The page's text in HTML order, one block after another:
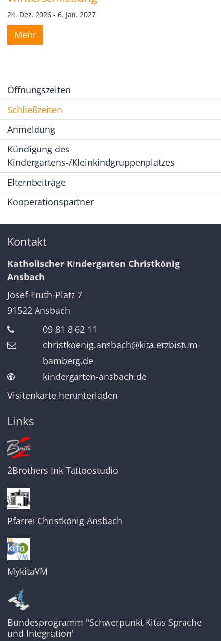
24. Dez. 2026 - 6. Jan. 2027
Mehr
Öffnungszeiten
Schließzeiten
Anmeldung
Kündigung des
Kindergartens-/Kleinkindgruppenplatzes
Elternbeiträge
Kooperationspartner
Kontakt
Katholischer Kindergarten Christkönig
Ansbach
Josef-Fruth-Platz 7
91522 Ansbach
09 81 8 62 11
christkoenig.ansbach@kita.erzbistum-
bamberg.de
kindergarten-ansbach.de
Visitenkarte herunterladen
Links
2Brothers Ink Tattoostudio
Pfarrei Christkönig Ansbach
MykitaVM
Bundesprogramm "Schwerpunkt Kitas Sprache
und Integration"